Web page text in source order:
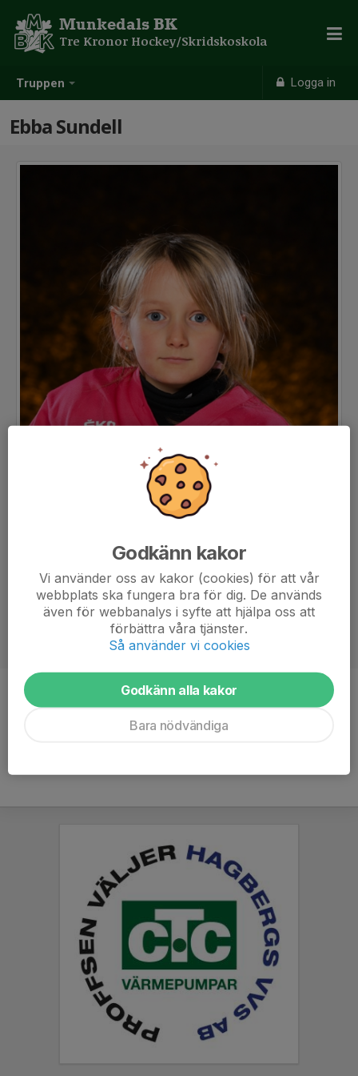
Truppen Logga in
Munkedals BK
Tre Kronor Hockey/Skridskoskola
Ebba Sundell
Ålder
Godkänn kakor
Vi använder oss av kakor (cookies) för att vår
webbplats ska fungera bra för dig. De används
även för webbanalys i syfte att hjälpa oss att
förbättra våra tjänster.
Så använder vi cookies
Godkänn alla kakor
Bara nödvändiga